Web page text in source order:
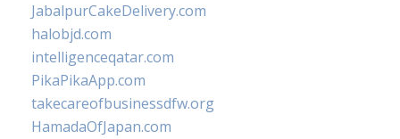
JabalpurCakeDelivery.com
halobjd.com
intelligenceqatar.com
PikaPikaApp.com
takecareofbusinessdfw.org
HamadaOfJapan.com